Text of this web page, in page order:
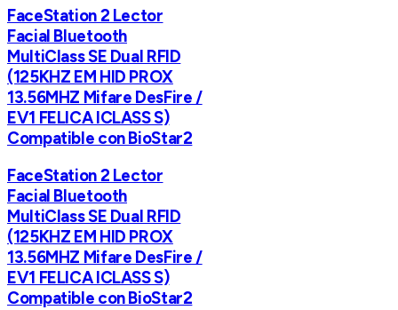
FaceStation 2 Lector
Facial Bluetooth
MultiClass SE Dual RFID
(125KHZ EM HID PROX
13.56MHZ Mifare DesFire /
EV1 FELICA ICLASS S)
Compatible con BioStar2
FaceStation 2 Lector
Facial Bluetooth
MultiClass SE Dual RFID
(125KHZ EM HID PROX
13.56MHZ Mifare DesFire /
EV1 FELICA ICLASS S)
Compatible con BioStar2